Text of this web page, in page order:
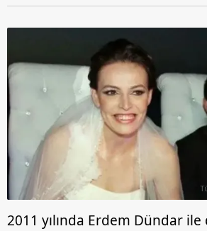
2011 yılında Erdem Dündar